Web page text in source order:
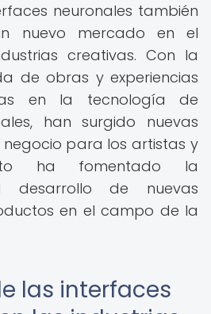
neuronales también
nuevo mercado en el
creativas. Con la
de obras y experiencias
en la tecnología de
han surgido nuevas
para los artistas y
ha fomentado la
desarrollo de nuevas
en el campo de la
las interfaces